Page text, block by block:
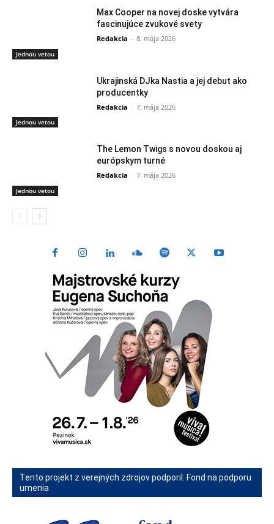
Jednou vetou
Max Cooper na novej doske vytvára
fascinujúce zvukové svety
Redakcia - 8. mája 2026
Jednou vetou
Ukrajinská DJka Nastia a jej debut ako
producentky
Redakcia - 7. mája 2026
Jednou vetou
The Lemon Twigs s novou doskou aj
európskym turné
Redakcia - 7. mája 2026
Tento projekt z verejných zdrojov podporil: Fond na podporu
umenia